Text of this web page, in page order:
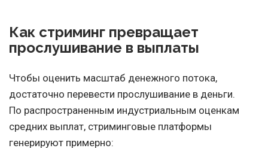
Как стриминг превращает
прослушивание в выплаты
Чтобы оценить масштаб денежного потока,
достаточно перевести прослушивание в деньги.
По распространенным индустриальным оценкам
средних выплат, стриминговые платформы
генерируют примерно: